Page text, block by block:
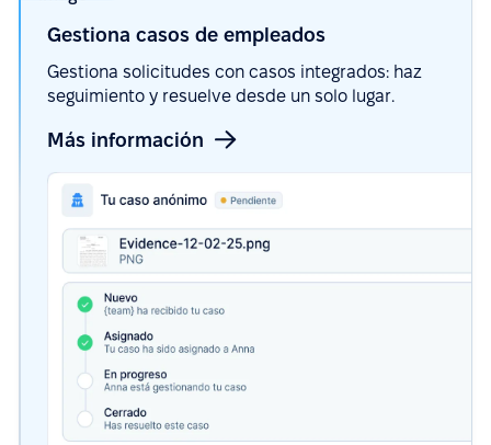
Gestiona casos de empleados
Gestiona solicitudes con casos integrados: haz
seguimiento y resuelve desde un solo lugar.
Más información